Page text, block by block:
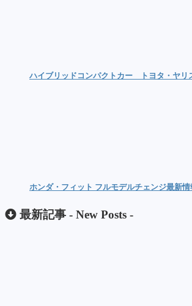
ハイブリッドコンパクトカー トヨタ・ヤ
ホンダ・フィット フルモデルチェンジ最新情
最新記事 - New Posts -